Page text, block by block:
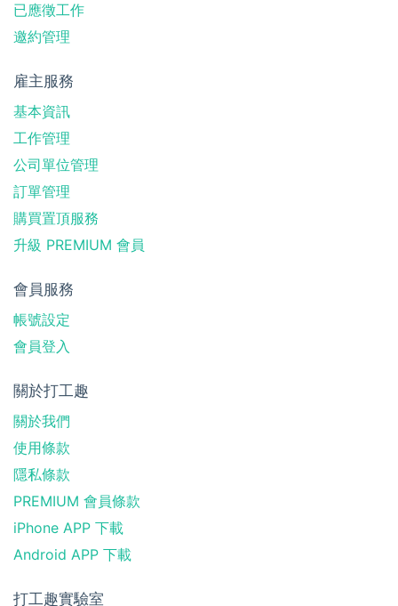
已應徵工作
邀約管理
雇主服務
基本資訊
工作管理
公司單位管理
訂單管理
購買置頂服務
升級 PREMIUM 會員
會員服務
帳號設定
會員登入
關於打工趣
關於我們
使用條款
隱私條款
PREMIUM 會員條款
iPhone APP 下載
Android APP 下載
打工趣實驗室